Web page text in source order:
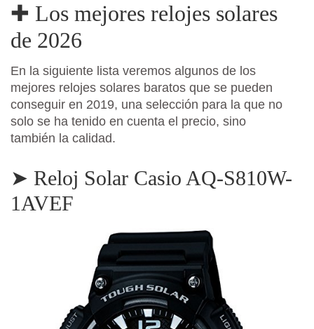
✚ Los mejores relojes solares
de 2026
En la siguiente lista veremos algunos de los
mejores relojes solares baratos que se pueden
conseguir en 2019, una selección para la que no
solo se ha tenido en cuenta el precio, sino
también la calidad.
➤ Reloj Solar Casio AQ-S810W-
1AVEF